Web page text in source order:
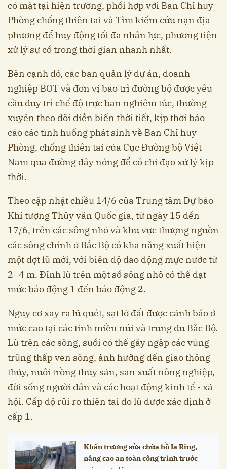
có mặt tại hiện trường, phối hợp với Ban Chỉ huy
Phòng chống thiên tai và Tìm kiếm cứu nạn địa
phương để huy động tối đa nhân lực, phương tiện
xử lý sự cố trong thời gian nhanh nhất.
Bên cạnh đó, các ban quản lý dự án, doanh
nghiệp BOT và đơn vị bảo trì đường bộ được yêu
cầu duy trì chế độ trực ban nghiêm túc, thường
xuyên theo dõi diễn biến thời tiết, kịp thời báo
cáo các tình huống phát sinh về Ban Chỉ huy
Phòng, chống thiên tai của Cục Đường bộ Việt
Nam qua đường dây nóng để có chỉ đạo xử lý kịp
thời.
Theo cập nhật chiều 14/6 của Trung tâm Dự báo
Khí tượng Thủy văn Quốc gia, từ ngày 15 đến
17/6, trên các sông nhỏ và khu vực thượng nguồn
các sông chính ở Bắc Bộ có khả năng xuất hiện
một đợt lũ mới, với biên độ dao động mực nước từ
2–4 m. Đỉnh lũ trên một số sông nhỏ có thể đạt
mức báo động 1 đến báo động 2.
Nguy cơ xảy ra lũ quét, sạt lở đất được cảnh báo ở
mức cao tại các tỉnh miền núi và trung du Bắc Bộ.
Lũ trên các sông, suối có thể gây ngập các vùng
trũng thấp ven sông, ảnh hưởng đến giao thông
thủy, nuôi trồng thủy sản, sản xuất nông nghiệp,
đời sống người dân và các hoạt động kinh tế - xã
hội. Cấp độ rủi ro thiên tai do lũ được xác định ở
cấp 1.
Khẩn trương sửa chữa hồ Ia Ring,
nâng cao an toàn công trình trước